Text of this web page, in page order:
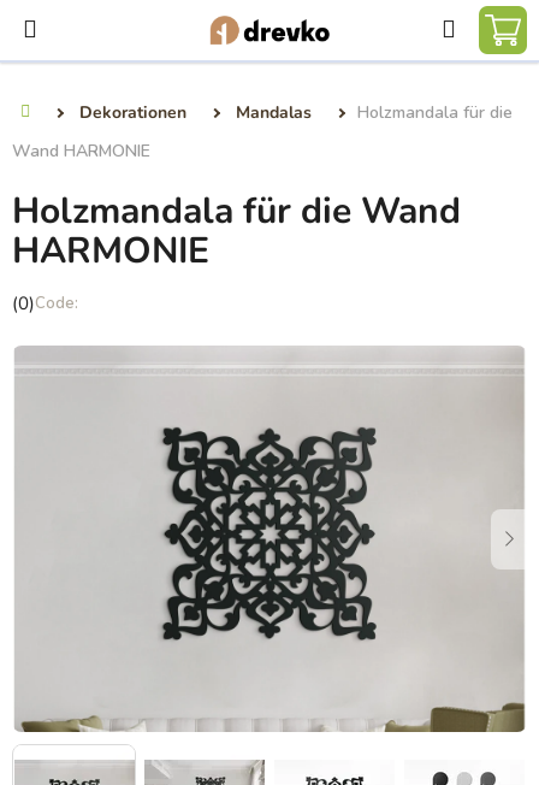
Inhalt
springen
Suchen
Dekorationen Mandalas
Holzmandala für die
Wand HARMONIE
Holzmandala für die Wand
HARMONIE
Die
Produktbewertung
ist
(0)